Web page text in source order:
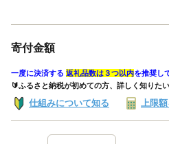
寄付金額
一度に決済する 返礼品数は３つ以内を推奨し
🔰ふるさと納税が初めての方、詳しく知りた
仕組みについて知る 上限